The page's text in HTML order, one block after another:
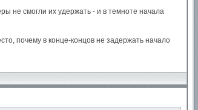
не смогли их удержать - и в темноте начала
почему в конце-концов не задержать начало